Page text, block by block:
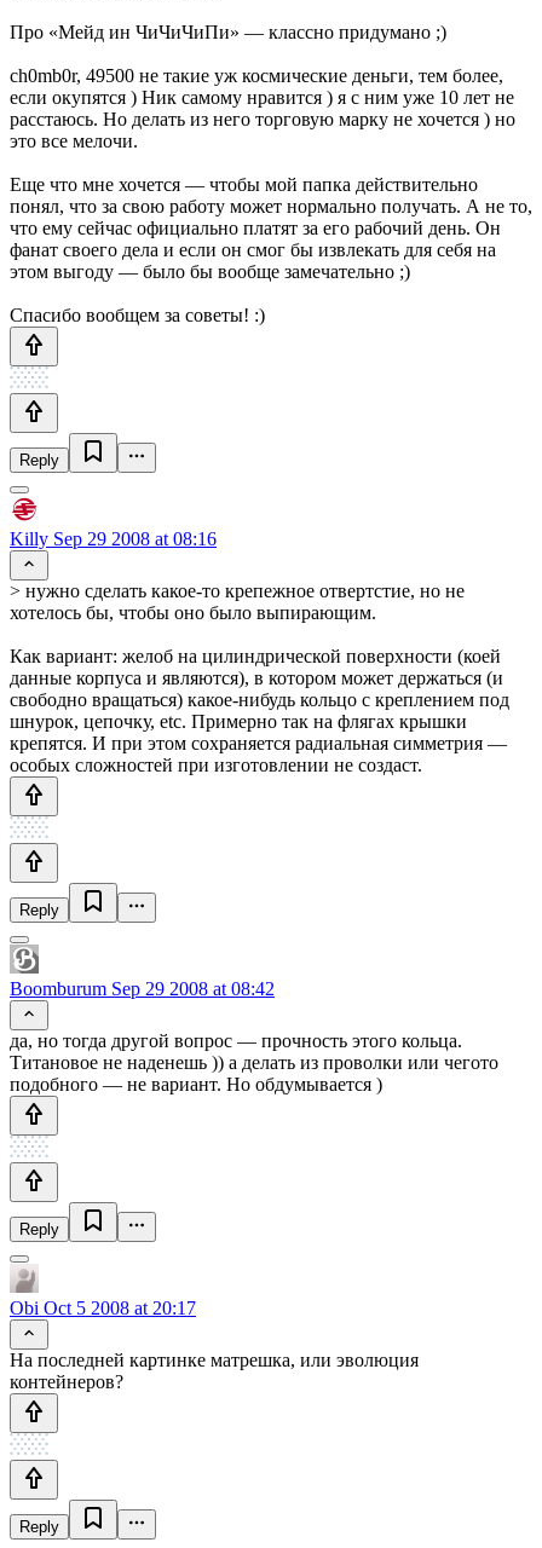
Про «Мейд ин ЧиЧиЧиПи» — классно придумано ;)
ch0mb0r, 49500 не такие уж космические деньги, тем более,
если окупятся ) Ник самому нравится ) я с ним уже 10 лет не
расстаюсь. Но делать из него торговую марку не хочется ) но
это все мелочи.
Еще что мне хочется — чтобы мой папка действительно
понял, что за свою работу может нормально получать. А не то,
что ему сейчас официально платят за его рабочий день. Он
фанат своего дела и если он смог бы извлекать для себя на
этом выгоду — было бы вообще замечательно ;)
Спасибо вообщем за советы! :)
Reply
Killy Sep 29 2008 at 08:16
> нужно сделать какое-то крепежное отвертстие, но не
хотелось бы, чтобы оно было выпирающим.
Как вариант: желоб на цилиндрической поверхности (коей
данные корпуса и являются), в котором может держаться (и
свободно вращаться) какое-нибудь кольцо с креплением под
шнурок, цепочку, etc. Примерно так на флягах крышки
крепятся. И при этом сохраняется радиальная симметрия —
особых сложностей при изготовлении не создаст.
Reply
Boomburum Sep 29 2008 at 08:42
да, но тогда другой вопрос — прочность этого кольца.
Титановое не наденешь )) а делать из проволки или чегото
подобного — не вариант. Но обдумывается )
Reply
Obi Oct 5 2008 at 20:17
На последней картинке матрешка, или эволюция
контейнеров?
Reply